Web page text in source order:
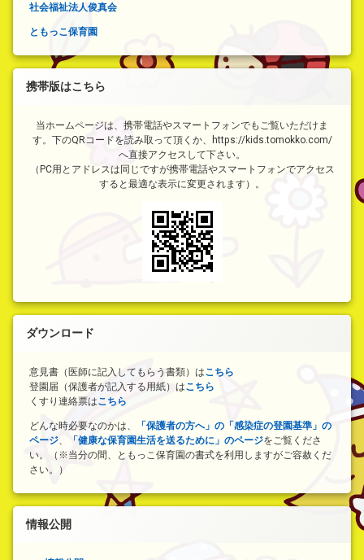
社会福祉法人俊真会
ともっこ保育園
携帯版はこちら
当ホームページは、携帯電話やスマートフォンでもご覧いただけま
す。下のQRコードを読み取って頂くか、https://kids.tomokko.com/
へ直接アクセスして下さい。
（PC用とアドレスは同じですが携帯電話やスマートフォンでアクセス
すると最適な表示に変更されます）。
ダウンロード
意見書（医師に記入してもらう書類）はこちら
登園届（保護者が記入する用紙）はこちら
くすり連絡票はこちら
どんな時必要なのかは、
「保護者の方へ」の「感染症の登園基準」の
ページ、 「健康な保育園生活を送るために」のページをご覧くださ
い。（※当分の間、ともっこ保育園の書式を利用しますがご容赦くだ
さい。）
情報公開